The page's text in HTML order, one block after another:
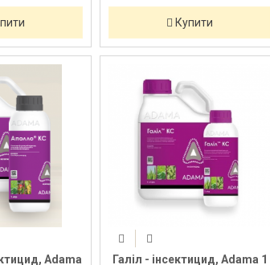
Купити
Adama
Галіл - інсектицид, Adama 1